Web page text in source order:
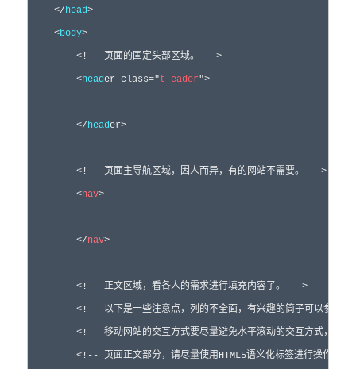
</head>
<body>
<!-- 页面的固定头部区域。 -->
<header class="t_eader">
</header>
<!-- 页面主导航区域，因人而异，有的网站不需要。 -->
<nav>
</nav>
<!-- 正文区域，看各人的需求进行填充内容了。 -->
<!-- 以下是一些注意点，列的不全面，有兴趣的筒子可以参考博
<!-- 移动网站的交互方式要尽量避免水平滚动的交互方式，以
<!-- 页面正文部分，请尽量使用HTML5语义化标签进行操作。